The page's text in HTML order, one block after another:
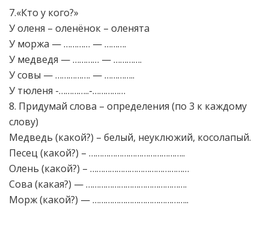
7.«Кто у кого?»
У оленя – оленёнок – оленята
У моржа — ………… — ……….
У медведя — ………… — ………….
У совы — ……………. — …………..
У тюленя -…………..-……………
8. Придумай слова – определения (по 3 к каждому
слову)
Медведь (какой?) – белый, неуклюжий, косолапый.
Песец (какой?) – ……………………………………..
Олень (какой?) – ………………………………………
Сова (какая?) — ……………………………………….
Морж (какой?) — ……………………………………..